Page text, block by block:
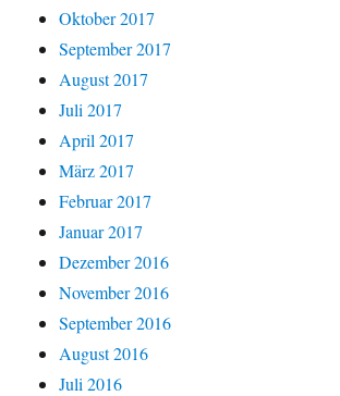
Oktober 2017
September 2017
August 2017
Juli 2017
April 2017
März 2017
Februar 2017
Januar 2017
Dezember 2016
November 2016
September 2016
August 2016
Juli 2016